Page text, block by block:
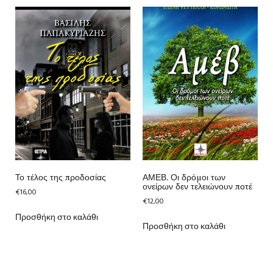
Το τέλος της προδοσίας
€16,00
Προσθήκη στο καλάθι
ΑΜΕΒ. Οι δρόμοι των
ονείρων δεν τελειώνουν ποτέ
€12,00
Προσθήκη στο καλάθι